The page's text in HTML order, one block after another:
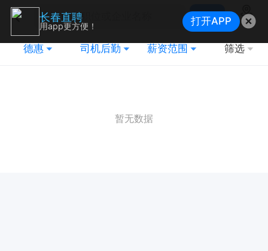
搜索
地图
德惠 司机后勤 薪资范围 筛选
暂无数据
长春直聘
用app更方便！ 打开APP